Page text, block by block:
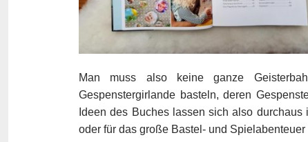
Man muss also keine ganze
Gespenstergirlande basteln, deren
Ideen des Buches lassen sich also
oder für das große Bastel- und